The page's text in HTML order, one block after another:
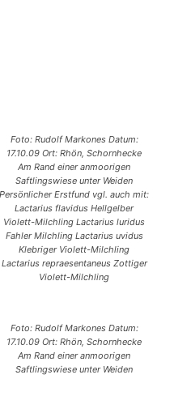
Foto: Rudolf Markones Datum:
17.10.09 Ort: Rhön, Schornhecke
Am Rand einer anmoorigen
Saftlingswiese unter Weiden
Persönlicher Erstfund vgl. auch mit:
Lactarius flavidus Hellgelber
Violett-Milchling Lactarius luridus
Fahler Milchling Lactarius uvidus
Klebriger Violett-Milchling
Lactarius repraesentaneus Zottiger
Violett-Milchling
Foto: Rudolf Markones Datum:
17.10.09 Ort: Rhön, Schornhecke
Am Rand einer anmoorigen
Saftlingswiese unter Weiden